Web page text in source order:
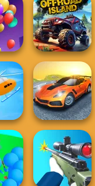
3D Offroad Island
Madness Driver
Vertigo City